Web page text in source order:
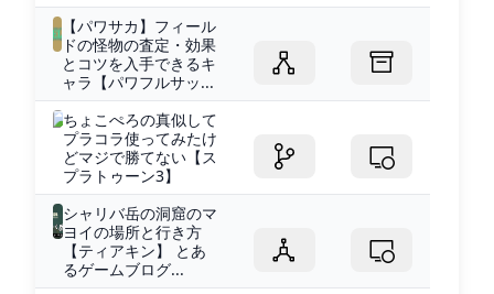
【パワサカ】フィール
ドの怪物の査定・効果
とコツを入手できるキ
ャラ【パワフルサッ...
ちょこぺろの真似して
プラコラ使ってみたけ
どマジで勝てない【ス
プラトゥーン3】
シャリバ岳の洞窟のマ
ヨイの場所と行き方
【ティアキン】 とあ
るゲームブログ...